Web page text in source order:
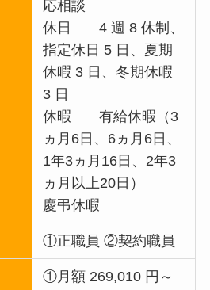
応相談
休日 4 週 8 休制、
指定休日 5 日、夏期
休暇 3 日、冬期休暇
3 日
休暇 有給休暇（3
ヵ月6日、6ヵ月6日、
1年3ヵ月16日、2年3
ヵ月以上20日）
慶弔休暇
①正職員 ②契約職員
①月額 269,010 円～